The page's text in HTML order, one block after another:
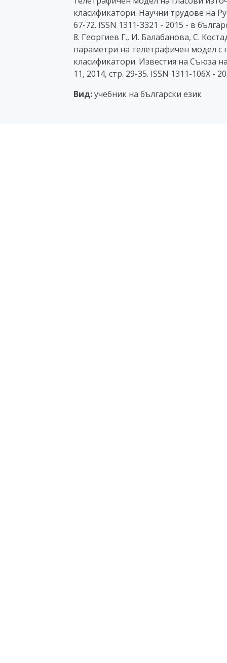
класификатори. Научни трудове на
67-72. ISSN 1311-3321 - 2015 - в
8. Георгиев Г., И. Балабанова, С.
параметри на телетрафичен модел с
класификатори. Известия на Съюза
11, 2014, стр. 29-35. ISSN 1311-106X -
Вид:учебник на български език